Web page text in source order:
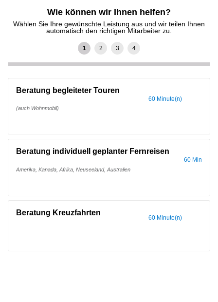
Wie können wir Ihnen helfen?
Wählen Sie Ihre gewünschte Leistung aus und wir teilen Ihnen
automatisch den richtigen Mitarbeiter zu.
Beratung begleiteter Touren
(auch Wohnmobil)
60 Minute(n)
Beratung individuell geplanter Fernreisen
Amerika, Kanada, Afrika, Neuseeland, Australien
60 Minute(n)
Beratung Kreuzfahrten
60 Minute(n)